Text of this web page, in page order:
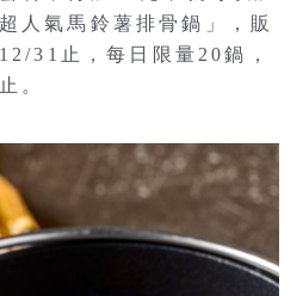
人氣馬鈴薯排骨鍋」，販
31止，每日限量20鍋，
。